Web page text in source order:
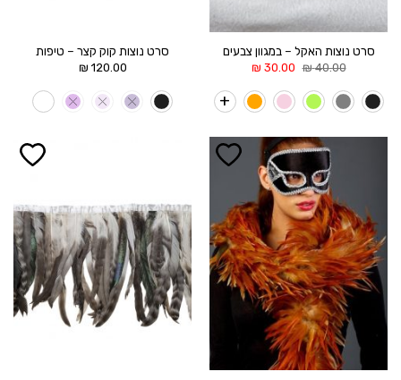
סרט נוצות האקל – במגוון צבעים
40.00
₪ המחיר
היה:
40.00 ₪.
30.00
₪
הוא:
30.00 ₪.
סרט נוצות קוק קצר – טיפות
120.00
₪
הוסף ל
WISHLIST